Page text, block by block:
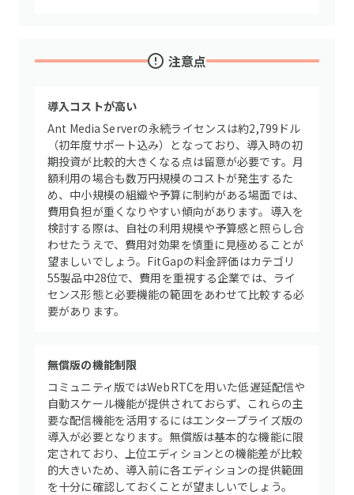
注意点
導入コストが高い
Ant Media Serverの永続ライセンスは約2,799ドル
（初年度サポート込み）となっており、導入時の初
期投資が比較的大きくなる点は留意が必要です。月
額利用の場合も数万円規模のコストが発生するた
め、中小規模の組織や予算に制約がある場面では、
費用負担が重くなりやすい傾向があります。導入を
検討する際は、自社の利用規模や予算感と照らし合
わせたうえで、費用対効果を慎重に見極めることが
望ましいでしょう。FitGapの料金評価はカテゴリ
55製品中28位で、費用を重視する企業では、ライ
センス形態と必要機能の範囲をあわせて比較する必
要があります。
無償版の機能制限
コミュニティ版ではWebRTCを用いた低遅延配信や
自動スケール機能が提供されておらず、これらの主
要な配信機能を活用するにはエンタープライズ版の
導入が必要となります。無償版は基本的な機能に限
定されており、上位エディションとの機能差が比較
的大きいため、導入前に各エディションの提供範囲
を十分に確認しておくことが望ましいでしょう。